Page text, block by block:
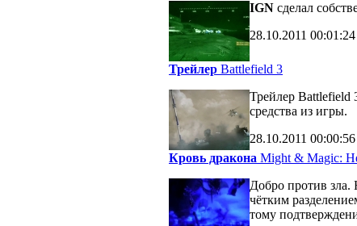
IGN сделал
28.10.2011 00:01:24
Трейлер Battlefield 3
Трейлер Battlefield
средства из игры.
28.10.2011 00:00:56
Кровь дракона Might & Magic:
Добро против зла.
чётким
тому